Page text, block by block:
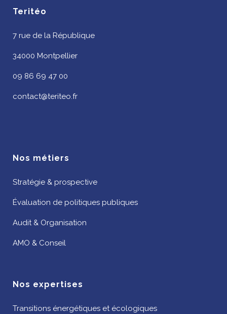
Teritéo
7 rue de la République
34000 Montpellier
09 86 69 47 00
contact@teriteo.fr
Nos métiers
Stratégie & prospective
Évaluation de politiques publiques
Audit & Organisation
AMO & Conseil
Nos expertises
Transitions énergétiques et écologiques